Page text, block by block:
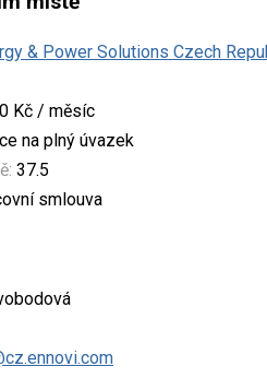
& Power Solutions Czech
Kč / měsíc
na plný úvazek
37.5
smlouva